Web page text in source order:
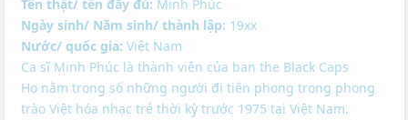
Tên thật/ tên đầy đủ: Minh Phúc
Ngày sinh/ Năm sinh/ thành lập: 19xx
Nước/ quốc gia: Việt Nam
Ca sĩ Minh Phúc là thành viên của ban the Black Caps
Họ nằm trong số những người đi tiên phong trong phong
trào Việt hóa nhạc trẻ thời kỳ trước 1975 tại Việt Nam.